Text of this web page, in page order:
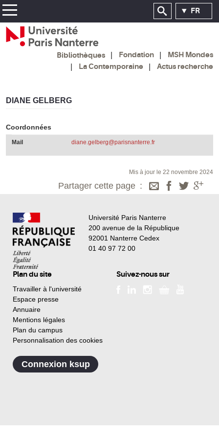
FR
Bibliothèques Fondation
MSH Mondes
La Contemporaine
Actus recherche
DIANE GELBERG
Coordonnées
Mail diane.gelberg@parisnanterre.fr
Mis à jour le 22 novembre 2024
Partager cette page
Université Paris Nanterre
200 avenue de la République
92001 Nanterre Cedex
01 40 97 72 00
Plan du site
Travailler à l'université
Espace presse
Annuaire
Mentions légales
Plan du campus
Personnalisation des cookies
Suivez-nous sur
Connexion ksup